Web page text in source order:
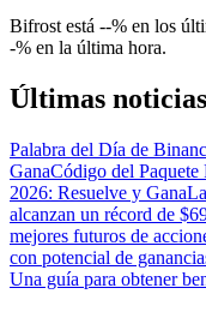
Bifrost está --% en los
-% en la última hora.
Últimas
Palabra del Día de
GanaCódigo del Paquete
2026: Resuelve y Gana
alcanzan un récord de
mejores futuros de
con potencial de
Una guía para obtener